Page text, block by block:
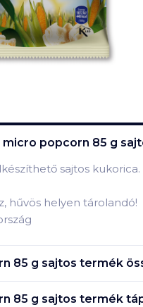
micro popcorn 85 g
sajtos
hűvös helyen tárolandó!
85 g sajtos termék
85 g sajtos termék